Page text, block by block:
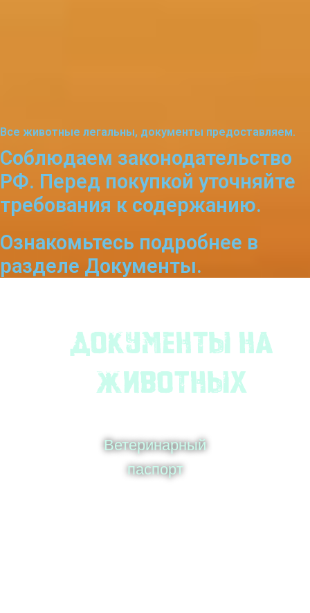
Все животные легальны, документы предоставляем.
Соблюдаем законодательство
РФ. Перед покупкой уточняйте
требования к содержанию.
Ознакомьтесь подробнее в
разделе Документы.
Документы на
животных
Ветеринарный
паспорт